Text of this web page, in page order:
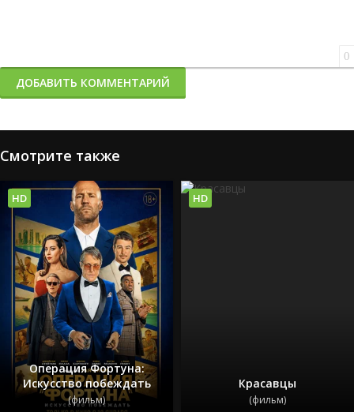
0
ДОБАВИТЬ КОММЕНТАРИЙ
Смотрите также
Операция Фортуна:
Искусство побеждать
(фильм)
HD
Красавцы
(фильм)
HD